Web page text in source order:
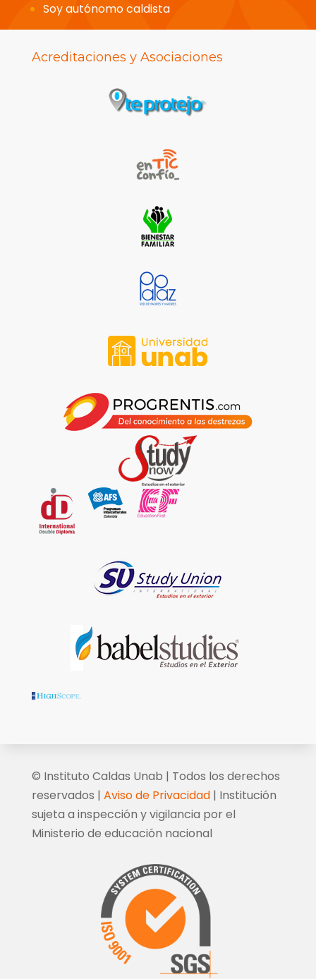
Soy autónomo caldista
Acreditaciones y Asociaciones
© Instituto Caldas Unab | Todos los derechos
reservados | Aviso de Privacidad | Institución
sujeta a inspección y vigilancia por el
Ministerio de educación nacional